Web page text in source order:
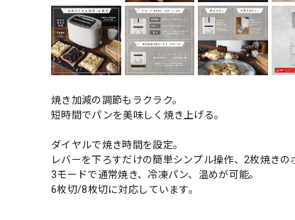
焼き加減の調節もラクラク。
短時間でパンを美味しく焼き上げる。
ダイヤルで焼き時間を設定。
レバーを下ろすだけの簡単シンプル操作、2枚焼きの
3モードで通常焼き、冷凍パン、温めが可能。
6枚切/8枚切に対応しています。